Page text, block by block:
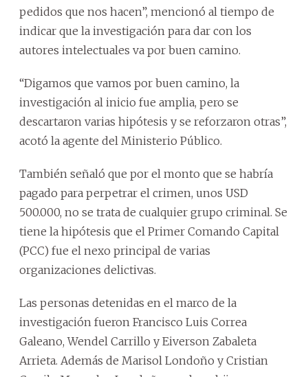
pedidos que nos hacen”, mencionó al tiempo de
indicar que la investigación para dar con los
autores intelectuales va por buen camino.
“Digamos que vamos por buen camino, la
investigación al inicio fue amplia, pero se
descartaron varias hipótesis y se reforzaron otras”,
acotó la agente del Ministerio Público.
También señaló que por el monto que se habría
pagado para perpetrar el crimen, unos USD
500.000, no se trata de cualquier grupo criminal. Se
tiene la hipótesis que el Primer Comando Capital
(PCC) fue el nexo principal de varias
organizaciones delictivas.
Las personas detenidas en el marco de la
investigación fueron Francisco Luis Correa
Galeano, Wendel Carrillo y Eiverson Zabaleta
Arrieta. Además de Marisol Londoño y Cristian